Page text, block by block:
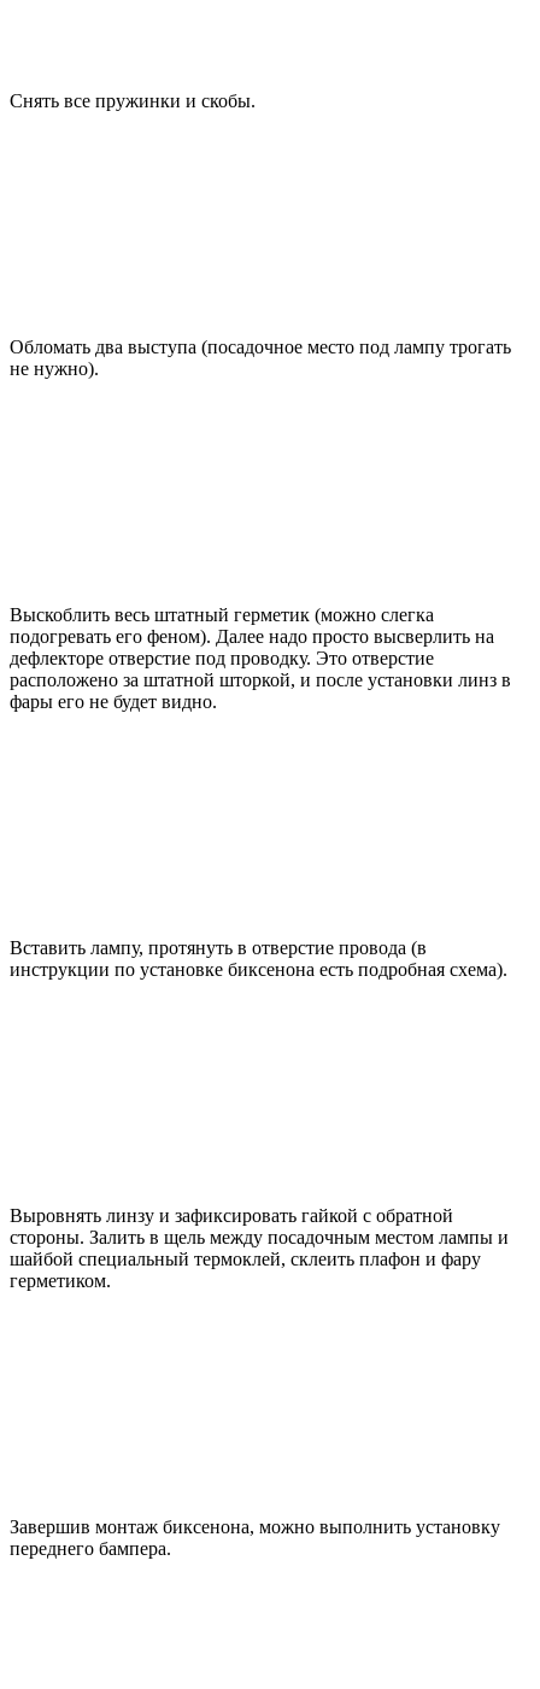
Снять все пружинки и скобы.
Обломать два выступа (посадочное место под лампу трогать
не нужно).
Выскоблить весь штатный герметик (можно слегка
подогревать его феном). Далее надо просто высверлить на
дефлекторе отверстие под проводку. Это отверстие
расположено за штатной шторкой, и после установки линз в
фары его не будет видно.
Вставить лампу, протянуть в отверстие провода (в
инструкции по установке биксенона есть подробная схема).
Выровнять линзу и зафиксировать гайкой с обратной
стороны. Залить в щель между посадочным местом лампы и
шайбой специальный термоклей, склеить плафон и фару
герметиком.
Завершив монтаж биксенона, можно выполнить установку
переднего бампера.